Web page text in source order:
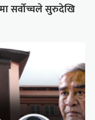
सर्वोच्चले सुरुदेखि